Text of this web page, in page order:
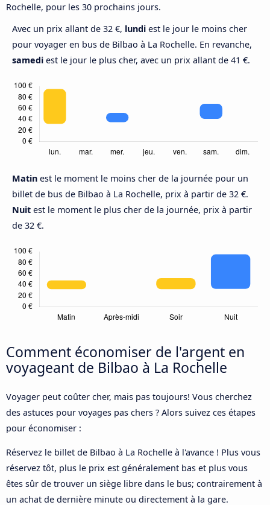
Rochelle, pour les 30 prochains jours.
Avec un prix allant de 32 €, lundi est le jour le moins cher
pour voyager en bus de Bilbao à La Rochelle. En revanche,
samedi est le jour le plus cher, avec un prix allant de 41 €.
Matin est le moment le moins cher de la journée pour un
billet de bus de Bilbao à La Rochelle, prix à partir de 32 €.
Nuit est le moment le plus cher de la journée, prix à partir
de 32 €.
Comment économiser de l'argent en
voyageant de Bilbao à La Rochelle
Voyager peut coûter cher, mais pas toujours! Vous cherchez
des astuces pour voyages pas chers ? Alors suivez ces étapes
pour économiser :
Réservez le billet de Bilbao à La Rochelle à l'avance ! Plus vous
réservez tôt, plus le prix est généralement bas et plus vous
êtes sûr de trouver un siège libre dans le bus; contrairement à
un achat de dernière minute ou directement à la gare.